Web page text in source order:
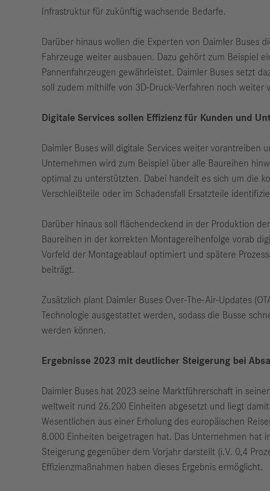
Infrastruktur für zukünftig wachsende Bedarfe.
Darüber hinaus wollen die Experten von Daimler Buses
Fahrzeuge weiter ausbauen. Dazu gehört zum Beispiel
Pannenfahrzeugen gewährleistet. Daimler Buses setzt
soll zudem mithilfe von 3D-Druck-Verfahren noch weiter
Digitale Services sollen Effizienz für Kunden und
Daimler Buses will digitale Services weiter vorantreiben
Unternehmen wird zum Beispiel über alle Baureihen
optimal zu unterstützten. Dabei handelt es sich um die
Verschleißteile oder im Schadensfall Ersatzteile
Darüber hinaus soll flächendeckend in der Produktion
Baureihen in der korrekten Montagereihenfolge vorab
Vorfeld der Montageablauf optimiert und spätere
beiträgt.
Zusätzlich plant Daimler Buses Over-The-Air-Updates
Technologie ausgestattet werden, sodass die Busse
werden können.
Ergebnisse 2023 mit deutlicher Steigerung bei
Daimler Buses hat 2023 seine Marktführerschaft in
weltweit rund 26.200 Einheiten abgesetzt und liegt
Wesentlichen aus einer Erholung des europäischen
8.000 Einheiten beigetragen hat. Das Unternehmen hat
Steigerung gegenüber dem Vorjahr darstellt (i.V. 0,4
Effizienzmaßnahmen haben dieses Ergebnis ermöglicht.